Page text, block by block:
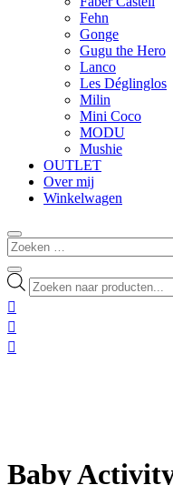
Fehn
Gonge
Gugu the Hero
Lanco
Les Déglinglos
Milin
Mini Coco
MODU
Mushie
OUTLET
Over mij
Winkelwagen
Producten
zoeken



Baby